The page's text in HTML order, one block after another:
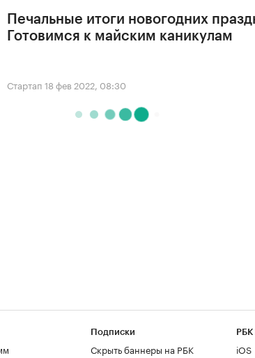
Печальные итоги новогодних
Готовимся к майским каникулам
Стартап 18 фев 2022, 08:30
Подписки
Скрыть баннеры на РБК
РБК
iOS